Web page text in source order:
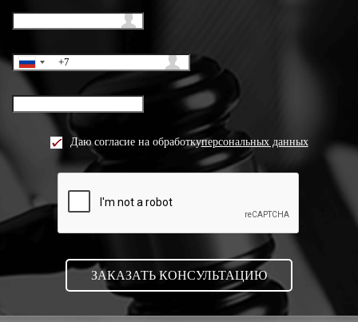
Даю согласие на обработкуперсональных данных